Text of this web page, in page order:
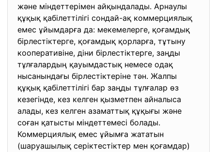
және міндеттерімен айқындалады. Арнаулы
құқық қабілеттілігі сондай-ақ коммерциялық
емес ұйымдарға да: мекемелерге, қоғамдық
бірлестіктерге, қоғамдық қорларға, тұтыну
кооперативіне, діни бірлестіктерге, заңды
тұлғалардың қауымдастық немесе одақ
нысанындағы бірлестіктеріне тән. Жалпы
құқық қабілеттілігі бар заңды тұлғалар өз
кезегінде, кез келген қызметпен айналыса
алады, кез келген азаматтық құқығы және
соған қатысты міндеттемесі болады.
Коммерциялық емес ұйымға жататын
(шаруашылық серіктестіктер мен қоғамдар)